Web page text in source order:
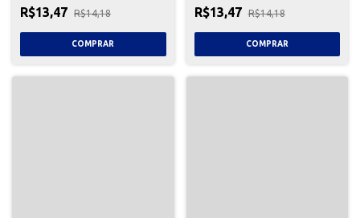
R$13,47 R$14,18 R$13,47 R$14,18